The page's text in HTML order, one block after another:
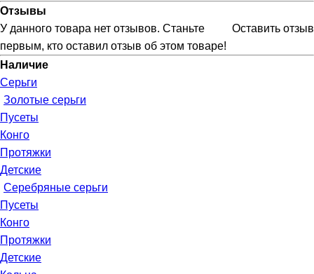
Отзывы
Оставить отзыв
У данного товара нет отзывов. Станьте
первым, кто оставил отзыв об этом товаре!
Наличие
Серьги
Золотые серьги
Пусеты
Конго
Протяжки
Детские
Серебряные серьги
Пусеты
Конго
Протяжки
Детские